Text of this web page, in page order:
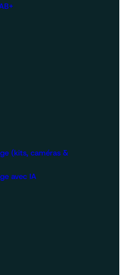
(kits, caméras &
avec IA